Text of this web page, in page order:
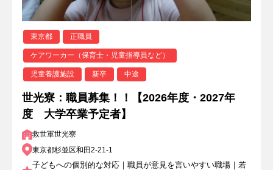
東京都 正職員
ケアワーカー（保育士・児童指導員など）
児童養護施設 新卒 中途
世光寮：職員募集！！【2026年度・2027年
度 大学卒業予定者】
救世軍世光寮
東京都杉並区和田2-21-1
子どもへの個別的な対応｜職員が意見を言いやすい職場｜若